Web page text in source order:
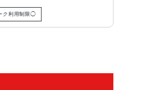
ネットワーク利用制限◯